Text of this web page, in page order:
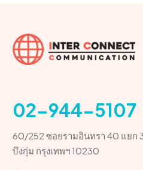
02-944-5107
60/252 ซอยรามอินทรา 40 แยก
บึงกุ่ม กรุงเทพฯ 10230